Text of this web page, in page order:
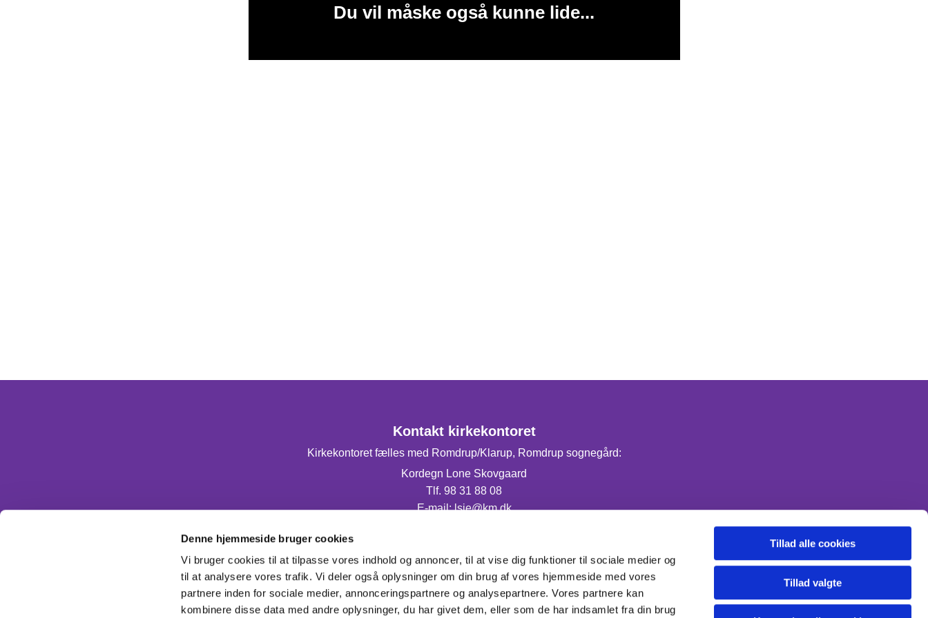
Denne hjemmeside bruger cookies
Vi bruger cookies til at tilpasse vores indhold og annoncer, til at vise dig funktioner til sociale medier og
til at analysere vores trafik. Vi deler også oplysninger om din brug af vores hjemmeside med vores
partnere inden for sociale medier, annonceringspartnere og analysepartnere. Vores partnere kan
kombinere disse data med andre oplysninger, du har givet dem, eller som de har indsamlet fra din brug
Tillad alle cookies
Tillad valgte
Du vil måske også kunne lide...
Kontakt kirkekontoret
Kirkekontoret fælles med Romdrup/Klarup, Romdrup sognegård:
Kordegn Lone Skovgaard
Tlf. 98 31 88 08
E-mail: lsje@km.dk